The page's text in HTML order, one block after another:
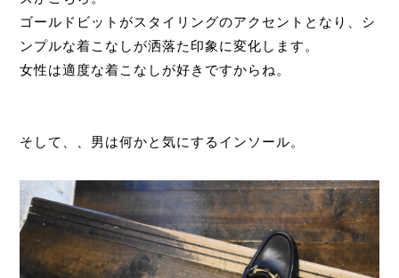
ゴールドビットがスタイリングのアクセントとなり、シ
ンプルな着こなしが洒落た印象に変化します。
女性は適度な着こなしが好きですからね。
そして、、男は何かと気にするインソール。